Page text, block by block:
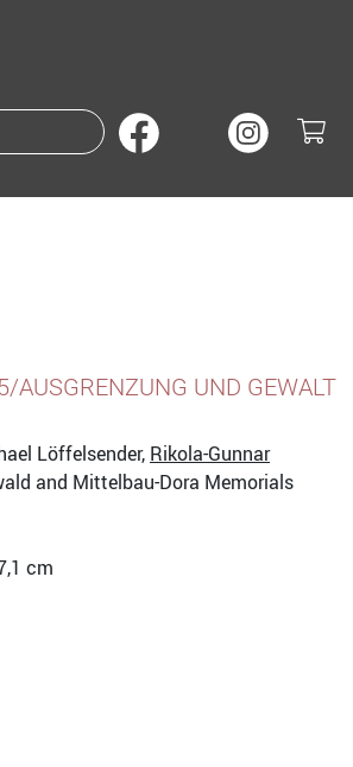
Suche nach Büchern oder
AUSGRENZUNG UND GEWALT
Löffelsender, Rikola-Gunnar
and Mittelbau-Dora Memorials
cm